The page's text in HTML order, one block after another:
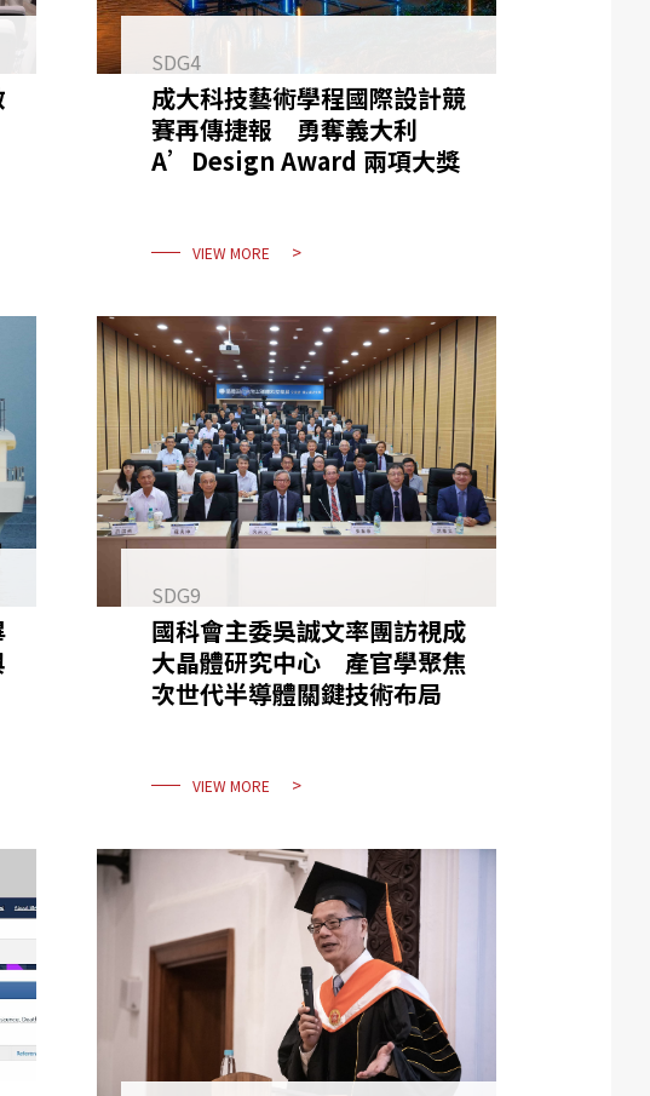
SDG4
成大科技藝術學程國際設計競
賽再傳捷報 勇奪義大利
A’Design Award 兩項大獎
VIEW MORE
SDG9
國科會主委吳誠文率團訪視成
大晶體研究中心 產官學聚焦
次世代半導體關鍵技術布局
VIEW MORE